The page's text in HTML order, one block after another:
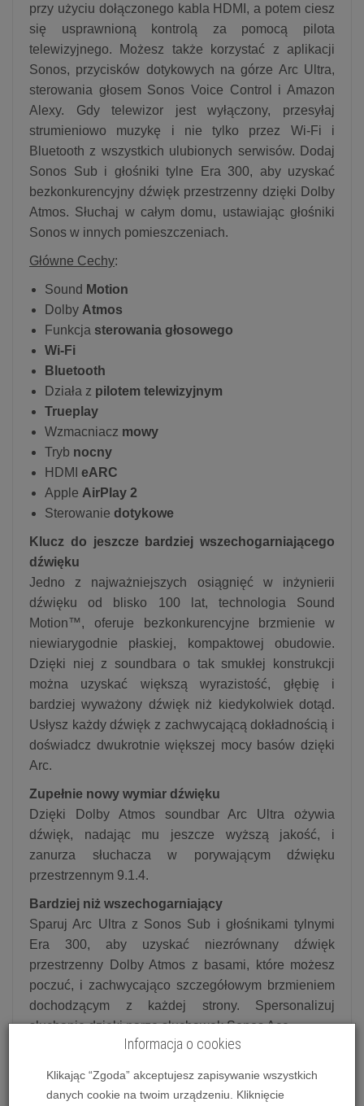
przy użyciu dołączonego kabla HDMI, a potem ciesz
się usprawnioną kontrolą za pomocą pilota
telewizyjnego. Możesz także korzystać z aplikacji
Sonos, przycisków dotykowych na górze Arc Ultra,
sterowania głosem Sonos Voice Control i Amazon
Alexy. Gdy telewizor jest wyłączony, przesyłaj
strumieniowo muzykę i nie tylko przez Wi-Fi i
Bluetooth z wszystkich ulubionych serwisów. Dodaj
Sonos Sub i głośniki tylne Era 300, aby uzyskać
bezkonkurencyjny dźwięk przestrzenny dzięki Dolby
Atmos. Słuchaj w całym domu, ustawiając głośniki
Sonos w innych pomieszczeniach.
Główne Cechy:
Sound Motion
Dolby Atmos
Funkcja sterowania głosowego
Wi-Fi
Bluetooth
Działa z pilotem telewizyjnym
Trueplay
Wzmacniacz mowy
Tryb nocny
HDMI eARC
Apple AirPlay 2
Sterowanie dotykowe
Klucz do jeszcze bardziej wszechogarniającego
dźwięku
Jedno z najważniejszych osiągnięć w inżynierii
dźwięku od blisko 100 lat, technologia Sound
Motion™, oferuje bezkonkurencyjne brzmienie w
niewiarygodnie płaskiej, kompaktowej obudowie.
Dzięki niej z soundbara o tak smukłej konstrukcji
można uzyskać większą wyrazistość, głębię i
bardziej wyważony dźwięk niż kiedykolwiek dotąd.
Usłysz każdy dźwięk z zachwycającą dokładnością i
doświadcz dwukrotnie większej mocy basów dzięki
Arc.
Zupełnie nowy wymiar dźwięku
Dzięki Dolby Atmos soundbar Arc Ultra ożywia
dźwięk, nadając mu jeszcze wyższą jakość, i
zanurza słuchacza w porywającym dźwięku
przestrzennym 9.1.4.
Bardziej niż wszechogarniający
Sparuj Arc Ultra z Sonos Sub i głośnikami tylnymi
Era 300, aby uzyskać niezrównany dźwięk
przestrzenny Dolby Atmos z basami, które możesz
poczuć, i zachwycająco szczegółowym brzmieniem
dochodzącym z każdej strony. Spersonalizuj
słuchanie dzięki parze słuchawek Sonos Ace.
Dialogi jeszcze nigdy nie były tak wyraźne
Arc Ultra powstał z myślą o zapewnieniu dialogów o
maksymalnie wysokim poziomie wyrazistości.
Informacja o cookies
Klikając “Zgoda” akceptujesz zapisywanie wszystkich
danych cookie na twoim urządzeniu. Kliknięcie